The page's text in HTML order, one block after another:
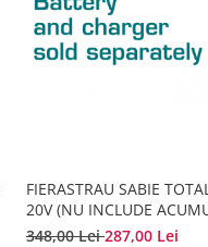
FIERASTRAU SABIE
20V (NU INCLUDE
348,00 Lei287,00 Lei